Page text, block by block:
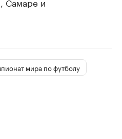
мира по футболу